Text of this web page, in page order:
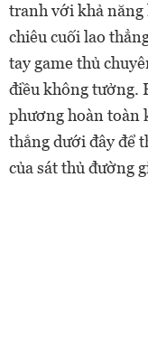
tranh với khả
chiêu cuối lao
tay game thủ
điều không tưởng.
phương hoàn toàn
thắng dưới đây để
của sát thủ đường